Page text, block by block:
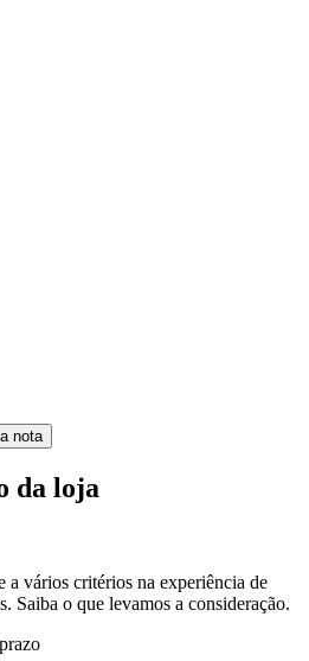
nota
da loja
a vários critérios na experiência de
Saiba o que levamos a consideração.